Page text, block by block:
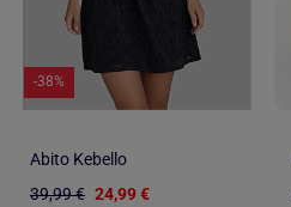
-38%
Abito Kebello
39,99 € 24,99 €